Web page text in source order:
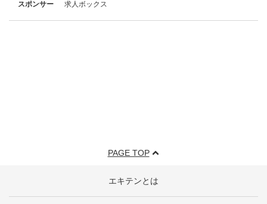
スポンサー
求人ボックス
PAGE TOP
エキテンとは